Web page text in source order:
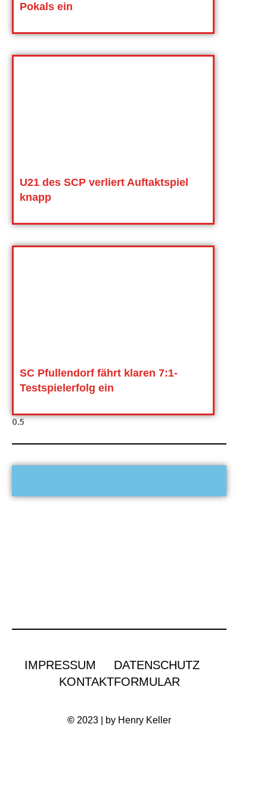
Pokals ein
U21 des SCP verliert Auftaktspiel
knapp
SC Pfullendorf fährt klaren 7:1-
Testspielerfolg ein
IMPRESSUM
DATENSCHUTZ
KONTAKTFORMULAR
© 2023 | by Henry Keller